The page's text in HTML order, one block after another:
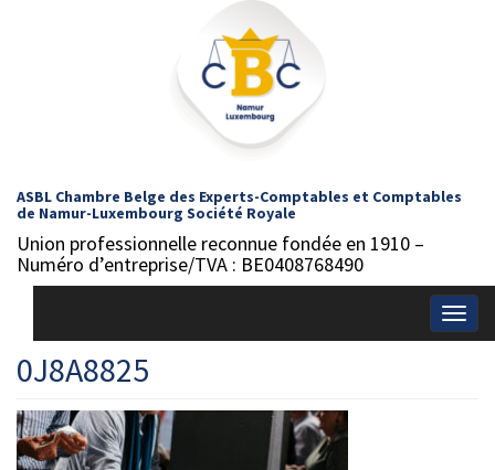
ASBL Chambre Belge des Experts-Comptables et Comptables
de Namur-Luxembourg Société Royale
Union professionnelle reconnue fondée en 1910 –
Numéro d’entreprise/TVA : BE0408768490
0J8A8825